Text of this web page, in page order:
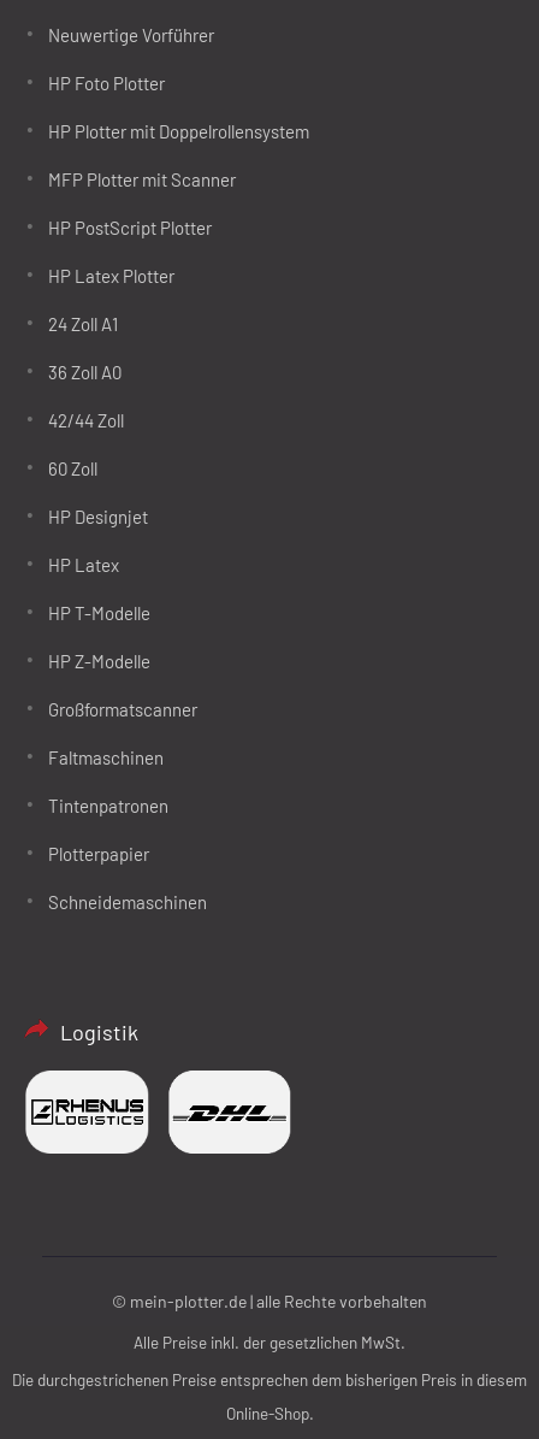
Neuwertige Vorführer
HP Foto Plotter
HP Plotter mit Doppelrollensystem
MFP Plotter mit Scanner
HP PostScript Plotter
HP Latex Plotter
24 Zoll A1
36 Zoll A0
42/44 Zoll
60 Zoll
HP Designjet
HP Latex
HP T-Modelle
HP Z-Modelle
Großformatscanner
Faltmaschinen
Tintenpatronen
Plotterpapier
Schneidemaschinen
Logistik
© mein-plotter.de | alle Rechte vorbehalten
Alle Preise inkl. der gesetzlichen MwSt.
Die durchgestrichenen Preise entsprechen dem bisherigen Preis in diesem
Online-Shop.